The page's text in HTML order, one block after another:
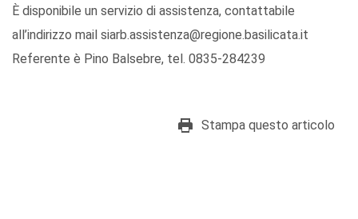
È disponibile un servizio di assistenza, contattabile
all’indirizzo mail siarb.assistenza@regione.basilicata.it
Referente è Pino Balsebre, tel. 0835-284239
Stampa questo articolo